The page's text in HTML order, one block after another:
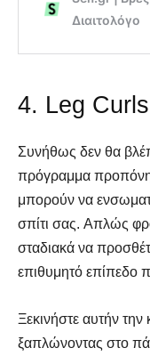
4. Leg Curls
Συνήθως δεν θα
πρόγραμμα
μπορούν να
σπίτι σας. Απλώς
σταδιακά να
επιθυμητό επίπεδο
Ξεκινήστε αυτήν
ξαπλώνοντας στο